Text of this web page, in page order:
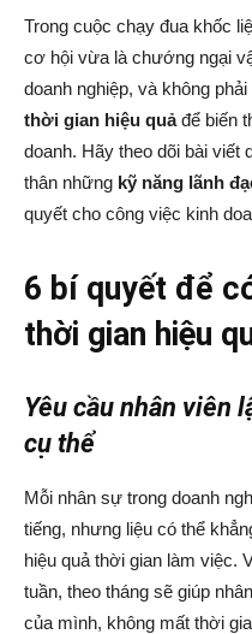
Trong cuộc chạy đua khốc
cơ hội vừa là chướng ngại
doanh nghiệp, và không
thời gian hiệu quảđể biến
doanh. Hãy theo dõi bài viết
thân những kỹ năng lãnh
quyết cho công việc kinh
6 bí quyết để
thời gian hiệu
Yêu cầu nhân viên
cụ thể
Mỗi nhân sự trong doanh
tiếng, nhưng liệu có thể
hiệu quả thời gian làm việc.
tuần, theo tháng sẽ giúp
của mình, không mất thời